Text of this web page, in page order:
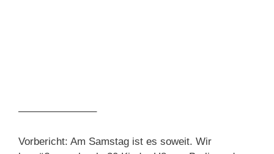
———————–
Vorbericht: Am Samstag ist es soweit. Wir